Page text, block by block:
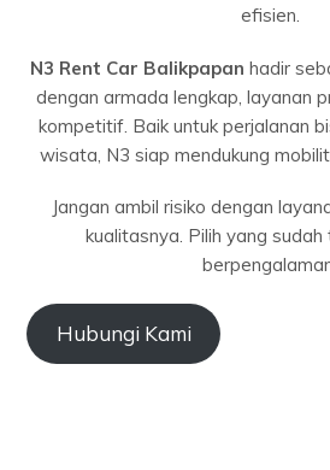
efisien.
N3 Rent Car Balikpapan hadir
dengan armada lengkap, layanan
kompetitif. Baik untuk perjalanan
wisata, N3 siap mendukung
Jangan ambil risiko dengan
kualitasnya. Pilih yang
Hubungi Kami